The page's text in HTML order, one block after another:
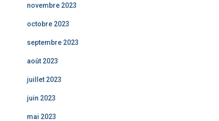
novembre 2023
octobre 2023
septembre 2023
août 2023
juillet 2023
juin 2023
mai 2023